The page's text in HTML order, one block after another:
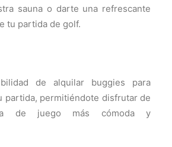
sauna o darte una refrescante
tu partida de golf.
de alquilar buggies para
partida, permitiéndote disfrutar de
de juego más cómoda y